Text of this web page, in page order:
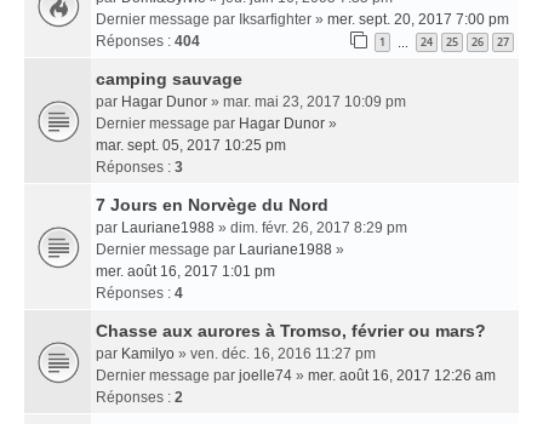
Dernier message par Iksarfighter » mer. sept. 20, 2017 7:00 pm
Réponses : 404 1 … 24 25 26 27
camping sauvage
par Hagar Dunor » mar. mai 23, 2017 10:09 pm
Dernier message par Hagar Dunor »
mar. sept. 05, 2017 10:25 pm
Réponses : 3
7 Jours en Norvège du Nord
par Lauriane1988 » dim. févr. 26, 2017 8:29 pm
Dernier message par Lauriane1988 »
mer. août 16, 2017 1:01 pm
Réponses : 4
Chasse aux aurores à Tromso, février ou mars?
par Kamilyo » ven. déc. 16, 2016 11:27 pm
Dernier message par joelle74 » mer. août 16, 2017 12:26 am
Réponses : 2